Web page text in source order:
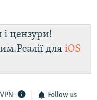
цензури!
для iOS
Follow us